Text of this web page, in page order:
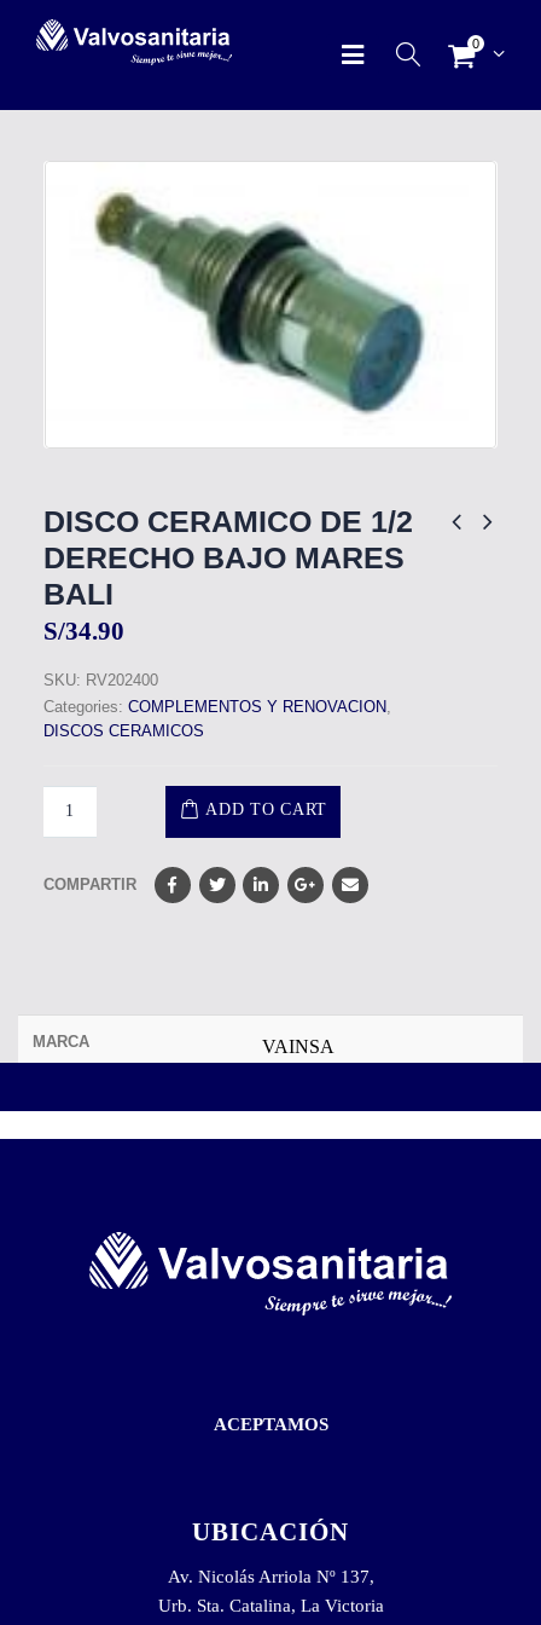
0
DISCO CERAMICO DE 1/2
DERECHO BAJO MARES
BALI
S/34.90
SKU: RV202400
Categories: COMPLEMENTOS Y RENOVACION
DISCOS CERAMICOS
ADD TO CART
COMPARTIR
MARCA VAINSA
ACEPTAMOS
UBICACIÓN
Av. Nicolás Arriola Nº 137,
Urb. Sta. Catalina, La Victoria